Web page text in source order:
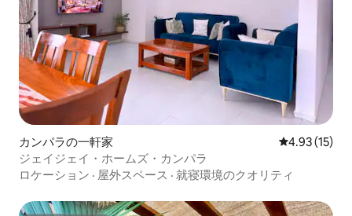
カンパラの一軒家 レビュー15
4.93 (15)
ジェイジェイ・ホームズ・カンパラ
ロケーション · 屋外スペース · 就寝環境のクオリティ